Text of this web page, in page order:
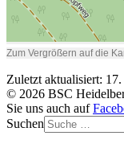
Zum Vergrößern auf die
Zuletzt aktualisiert:
© 2026 BSC
Sie uns auch auf
Suchen